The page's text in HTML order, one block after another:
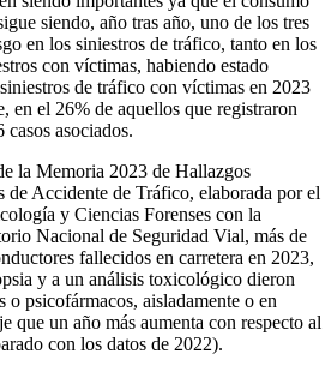
siendo, año tras año, uno de los tres
en los siniestros de tráfico, tanto en los
con víctimas, habiendo estado
de tráfico con víctimas en 2023
en el 26% de aquellos que registraron
asociados.
la Memoria 2023 de Hallazgos
Accidente de Tráfico, elaborada por el
y Ciencias Forenses con la
Nacional de Seguridad Vial, más de
fallecidos en carretera en 2023,
y a un análisis toxicológico dieron
psicofármacos, aisladamente o en
que un año más aumenta con respecto al
con los datos de 2022).